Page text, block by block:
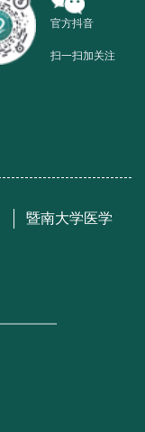
官方抖音
扫一扫加关注
暨南大学医学